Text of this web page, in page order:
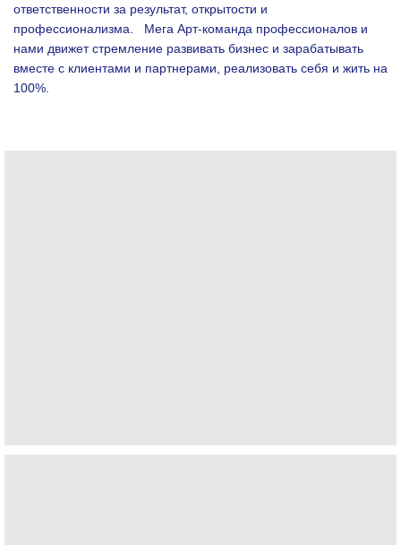
ответственности за результат, открытости и
профессионализма. Мега Арт-команда профессионалов и
нами движет стремление развивать бизнес и зарабатывать
вместе с клиентами и партнерами, реализовать себя и жить на
100%.